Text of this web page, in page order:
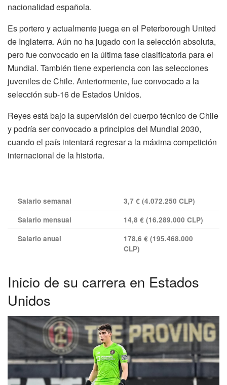
nacionalidad española.
Es portero y actualmente juega en el Peterborough United
de Inglaterra. Aún no ha jugado con la selección absoluta,
pero fue convocado en la última fase clasificatoria para el
Mundial. También tiene experiencia con las selecciones
juveniles de Chile. Anteriormente, fue convocado a la
selección sub-16 de Estados Unidos.
Reyes está bajo la supervisión del cuerpo técnico de Chile
y podría ser convocado a principios del Mundial 2030,
cuando el país intentará regresar a la máxima competición
internacional de la historia.
Salario semanal
3,7 € (4.072.250 CLP)
Salario mensual
14,8 € (16.289.000 CLP)
Salario anual
178,6 € (195.468.000
CLP)
Inicio de su carrera en Estados
Unidos